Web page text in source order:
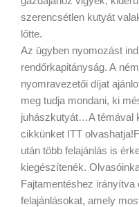
szerencsétlen kutyát
lőtte.
Az ügyben nyomozást
rendőrkapitányság. A
nyomravezetői díjat
meg tudja mondani, ki
juhászkutyát…A témával
cikkünket ITT
után több felajánlás is
kiegészítenék.
Fajtamentéshez
felajánlásokat, amely